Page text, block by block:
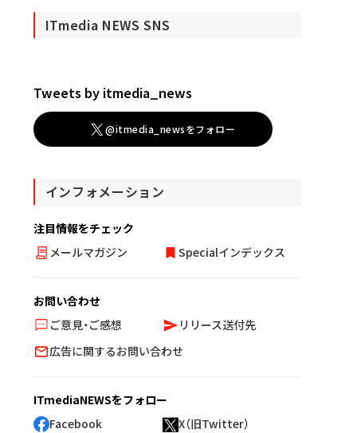
ITmedia NEWS SNS
Tweets by itmedia_news
@itmedia_newsをフォロー
インフォメーション
注目情報をチェック
メールマガジン
Specialインデックス
お問い合わせ
ご意見・ご感想
リリース送付先
広告に関するお問い合わせ
ITmediaNEWSをフォロー
Facebook
X（旧Twitter）